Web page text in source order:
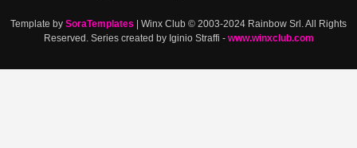
Template by SoraTemplates | Winx Club © 2003-2024 Rainbow Srl. All Rights
Reserved. Series created by Iginio Straffi - www.winxclub.com